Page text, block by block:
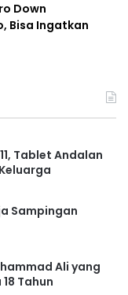
Down
Bisa Ingatkan
Tablet Andalan
Sampingan
Ali yang
Tahun